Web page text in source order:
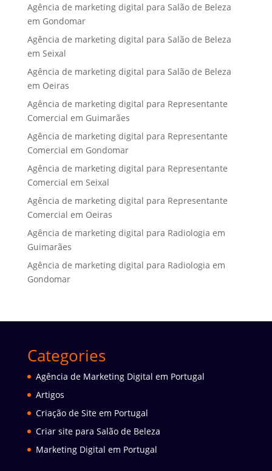
Agência de marketing digital para Salão de Beleza
em Gondomar
Agência de marketing digital para Salão de Beleza
em Seixal
Agência de marketing digital para Salão de Beleza
em Oeiras
Agência de marketing digital para Representante
Comercial em Guimarães
Agência de marketing digital para Representante
Comercial em Gondomar
Agência de marketing digital para Representante
Comercial em Seixal
Agência de marketing digital para Representante
Comercial em Oeiras
Agência de marketing digital para Radiologia em
Guimarães
Agência de marketing digital para Radiologia em
Gondomar
Categories
Agência de Marketing Digital em Portugal
Artigos
Criação de Site em Portugal
Criar site para Salão de Beleza
Marketing Digital em Portugal